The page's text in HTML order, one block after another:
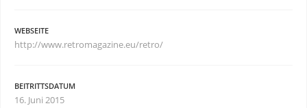
WEBSEITE
http://www.retromagazine.eu/retro/
BEITRITTSDATUM
16. Juni 2015